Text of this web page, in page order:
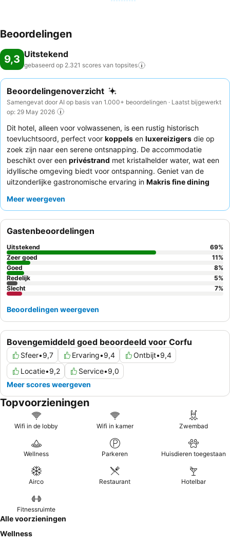
Beoordelingen
9,3 Uitstekend
gebaseerd op 2.321 scores van topsites
Beoordelingenoverzicht
Samengevat door AI op basis van 1.000+ beoordelingen · Laatst bijgewerkt
op: 29 May 2026
Dit hotel, alleen voor volwassenen, is een rustig historisch
toevluchtsoord, perfect voor koppels en luxereizigers die op
zoek zijn naar een serene ontsnapping. De accommodatie
beschikt over een privéstrand met kristalhelder water, wat een
idyllische omgeving biedt voor ontspanning. Geniet van de
uitzonderlijke gastronomische ervaring in Makris fine dining
Gasten prijzen consequent de uitzonderlijke vriendelijkheid en
onvergetelijk verblijf. Voor een verhoogde ervaring kunt u
overwegen te kiezen voor
van exclusieve voorzieningen en diensten.
Meer weergeven
Bovengemiddeld goed beoordeeld voor Corfu
Sfeer•9,7 Ervaring•9,4 Ontbijt•9,4
Locatie•9,2 Service•9,0
Meer scores weergeven
Gastenbeoordelingen
Uitstekend 69%
Zeer goed
11%
Goed
8%
Redelijk
5%
Slecht
7%
Beoordelingen weergeven
Topvoorzieningen
Wifi in de lobby Wifi in kamer Zwembad
Wellness Parkeren Huisdieren toegestaan
Airco Restaurant Hotelbar
Fitnessruimte
Alle voorzieningen
Wellness